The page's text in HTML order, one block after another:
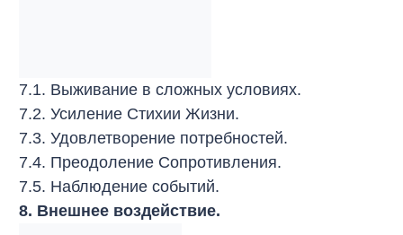
7.1. Выживание в сложных условиях.
7.2. Усиление Стихии Жизни.
7.3. Удовлетворение потребностей.
7.4. Преодоление Сопротивления.
7.5. Наблюдение событий.
8. Внешнее воздействие.